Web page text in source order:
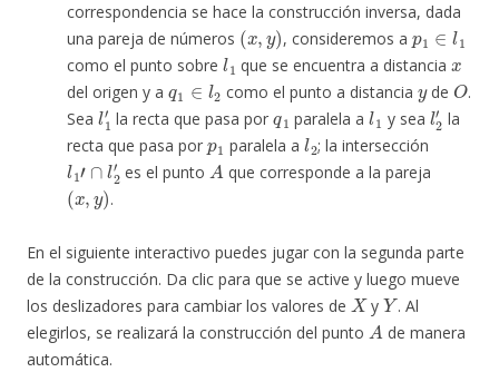
correspondencia se hace la construcción inversa, dada
una pareja de números
(x,y )
, consideremos a
p 1∈l1
como el punto sobre
l1
que se encuentra a distancia
x
del origen y a
q1∈l2
como el punto a distancia
y
de
O
.
Sea
l1′
la recta que pasa por
q 1
paralela a
l1
y sea
l2′
la
recta que pasa por
p1
paralela a
l2
; la intersección
l1′∩l 2′
es el punto
A
que corresponde a la pareja
(x y )
.
En el siguiente interactivo puedes jugar con la segunda parte
de la construcción. Da clic para que se active y luego mueve
los deslizadores para cambiar los valores de
X
y
Y
. Al
elegirlos, se realizará la construcción del punto
A
de manera
automática.